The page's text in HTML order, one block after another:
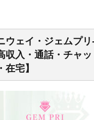
ウェイ・ジェムプ
収入・通話・チャッ
宅】